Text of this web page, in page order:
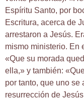
Espíritu Santo, por
Escritura, acerca de
arrestaron a Jesús.
mismo ministerio. En
«Que su morada
ella,» y también:
por tanto, que uno se
resurrección de